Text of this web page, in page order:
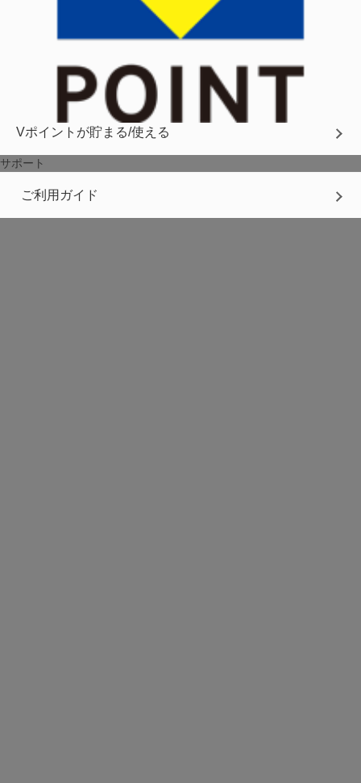
Vポイントが貯まる/使える
サポート
ご利用ガイド